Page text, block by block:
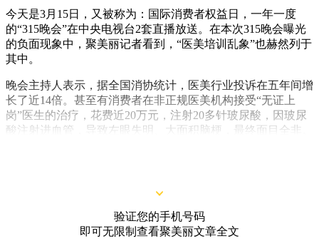
今天是3月15日，又被称为：国际消费者权益日，一年一度
的“315晚会”在中央电视台2套直播放送。在本次315晚会曝光
的负面现象中，聚美丽记者看到，“医美培训乱象”也赫然列于
其中。
晚会主持人表示，据全国消协统计，医美行业投诉在五年间增
长了近14倍。甚至有消费者在非正规医美机构接受“无证上
岗”医生的治疗，花费近20万元，注射20多针玻尿酸，因玻尿
酸注射进血管，导致左眼失明、大面积脑梗，最终面目全非。
验证您的手机号码
即可无限制查看聚美丽文章全文